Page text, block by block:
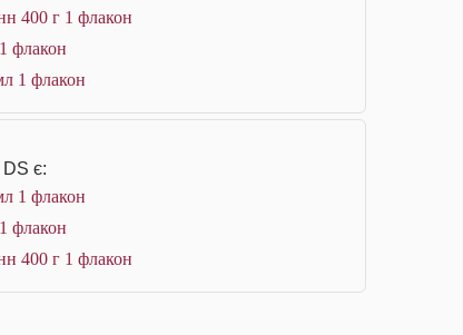
400 г 1 флакон
флакон
1 флакон
є:
1 флакон
флакон
400 г 1 флакон